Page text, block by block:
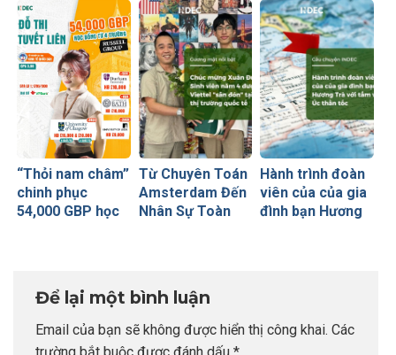
Glasgow của nữ
sinh Ngoại
thương
hổng
học bổng toàn
thế giới từ
University of
Glasgow
(Russell Group)
“Thỏi nam châm”
chinh phục
54,000 GBP học
Từ Chuyên Toán
Amsterdam Đến
Nhân Sự Toàn
Công Vượt Bậc
Hành trình đoàn
viên của của gia
đình bạn Hương
Để lại một bình luận
Email của bạn sẽ không được hiển thị công khai. Các